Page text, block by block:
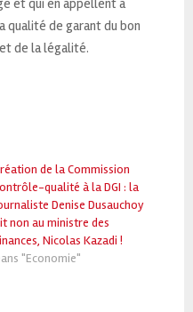
qualité de garant du bon
de la légalité.
de la Commission
qualité à la DGI : la
Denise Dusauchoy
non au ministre des
Nicolas Kazadi !
"Economie"